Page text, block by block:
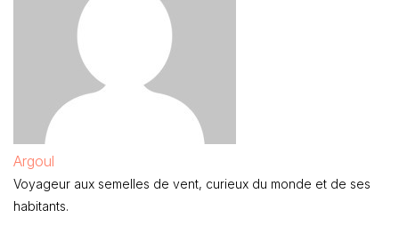
Argoul
Voyageur aux semelles de vent, curieux du monde et de ses
habitants.